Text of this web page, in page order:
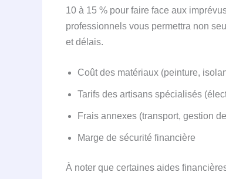
10 à 15 % pour faire face aux
professionnels vous permettra non
et délais.
Coût des matériaux (peinture,
Tarifs des artisans spécialisés
Frais annexes (transport, gestion
Marge de sécurité financière
À noter que certaines aides